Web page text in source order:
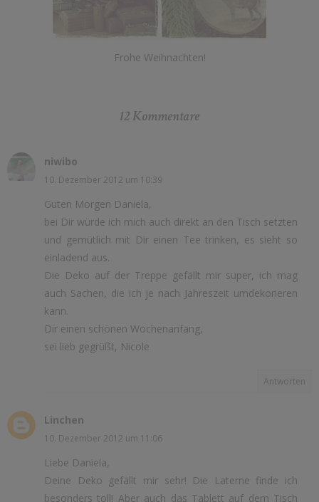
Frohe Weihnachten!
12 Kommentare
niwibo
10. Dezember 2012 um 10:39
Guten Morgen Daniela,
bei Dir würde ich mich auch direkt an den Tisch setzten
und gemütlich mit Dir einen Tee trinken, es sieht so
einladend aus.
Die Deko auf der Treppe gefällt mir super, ich mag
auch Sachen, die ich je nach Jahreszeit umdekorieren
kann.
Dir einen schönen Wochenanfang,
sei lieb gegrüßt, Nicole
Antworten
Linchen
10. Dezember 2012 um 11:06
Liebe Daniela,
Deine Deko gefällt mir sehr! Die Laterne finde ich
besonders toll! Aber auch das Tablett auf dem Tisch